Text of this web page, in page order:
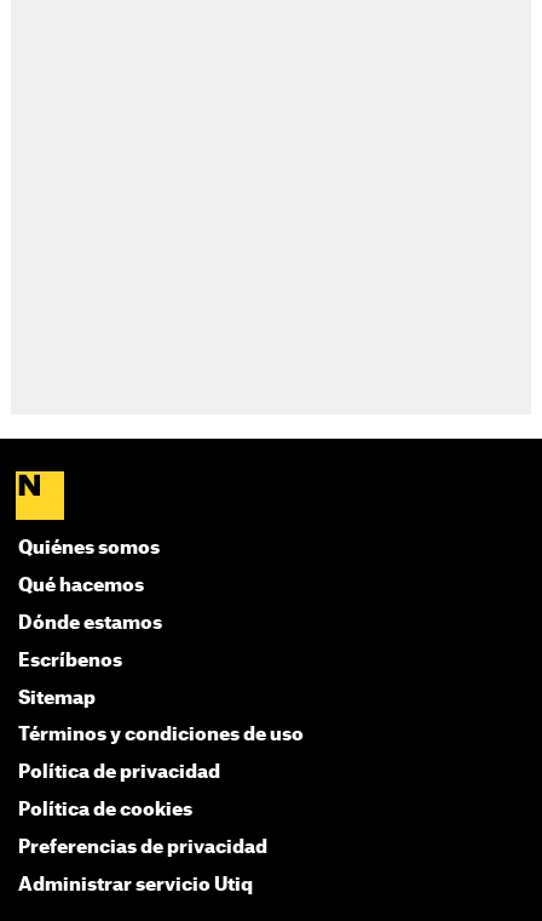
Quiénes somos
Qué hacemos
Dónde estamos
Escríbenos
Sitemap
Términos y condiciones de uso
Política de privacidad
Política de cookies
Preferencias de privacidad
Administrar servicio Utiq